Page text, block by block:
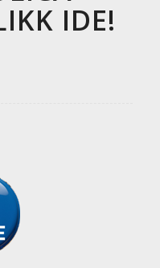
IDE!